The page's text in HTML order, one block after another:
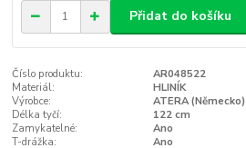
Přidat do košíku
Číslo produktu:
AR048522
Materiál:
HLINÍK
Výrobce:
ATERA (Německo)
Délka tyčí:
122 cm
Zamykatelné:
Ano
T-drážka:
Ano